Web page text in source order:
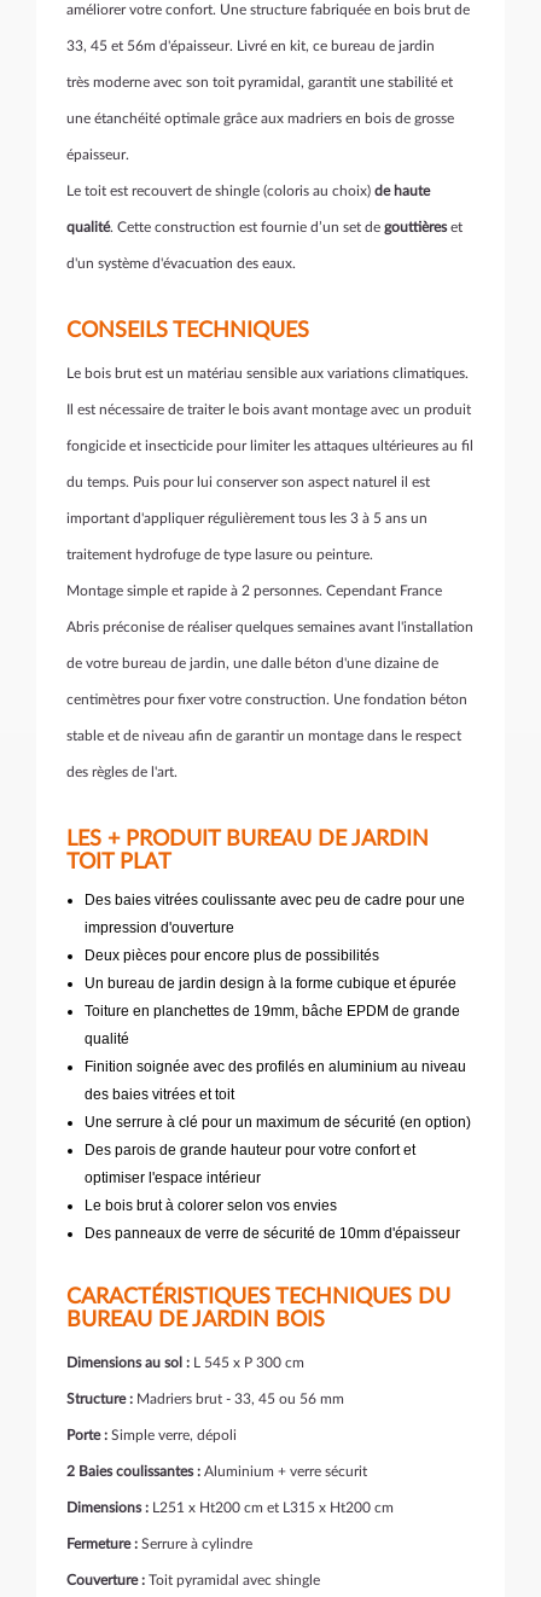
améliorer votre confort. Une structure fabriquée en bois brut de
33, 45 et 56m d'épaisseur. Livré en kit, ce bureau de jardin
très moderne avec son toit pyramidal, garantit une stabilité et
une étanchéité optimale grâce aux madriers en bois de grosse
épaisseur.
Le toit est recouvert de shingle (coloris au choix) de haute
qualité. Cette construction est fournie d’un set de gouttièreset
d'un système d'évacuation des eaux.
CONSEILS TECHNIQUES
Le bois brut est un matériau sensible aux variations climatiques.
Il est nécessaire de traiter le bois avant montage avec un produit
fongicide et insecticide pour limiter les attaques ultérieures au fil
du temps. Puis pour lui conserver son aspect naturel il est
important d'appliquer régulièrement tous les 3 à 5 ans un
traitement hydrofuge de type lasure ou peinture.
Montage simple et rapide à 2 personnes. Cependant France
Abris préconise de réaliser quelques semaines avant l'installation
de votre bureau de jardin, une dalle béton d'une dizaine de
centimètres pour fixer votre construction. Une fondation béton
stable et de niveau afin de garantir un montage dans le respect
des règles de l'art.
LES + PRODUIT BUREAU DE JARDIN
TOIT PLAT
Des baies vitrées coulissante avec peu de cadre pour une
impression d'ouverture
Deux pièces pour encore plus de possibilités
Un bureau de jardin design à la forme cubique et épurée
Toiture en planchettes de 19mm, bâche EPDM de grande
qualité
Finition soignée avec des profilés en aluminium au niveau
des baies vitrées et toit
Une serrure à clé pour un maximum de sécurité (en option)
Des parois de grande hauteur pour votre confort et
optimiser l'espace intérieur
Le bois brut à colorer selon vos envies
Des panneaux de verre de sécurité de 10mm d'épaisseur
CARACTÉRISTIQUES TECHNIQUES DU
BUREAU DE JARDIN BOIS
Dimensions au sol : L 545 x P 300 cm
Structure : Madriers brut - 33, 45 ou 56 mm
Porte : Simple verre, dépoli
2 Baies coulissantes : Aluminium + verre sécurit
Dimensions : L251 x Ht200 cm et L315 x Ht200 cm
Fermeture : Serrure à cylindre
Couverture : Toit pyramidal avec shingle